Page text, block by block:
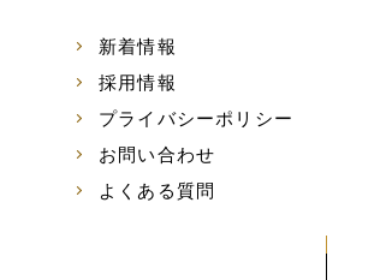
新着情報
採用情報
プライバシーポリシー
お問い合わせ
よくある質問